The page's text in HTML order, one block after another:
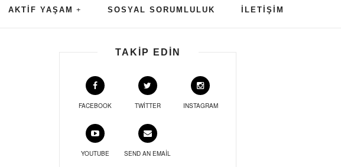
AKTIF YAŞAM SOSYAL SORUMLULUK İLETIŞIM
TAKIP EDIN
FACEBOOK TWITTER INSTAGRAM
YOUTUBE SEND AN EMAIL